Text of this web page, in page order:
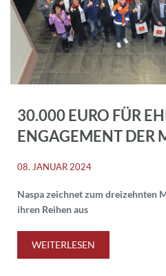
30.000 EURO FÜR
ENGAGEMENT DER
08. JANUAR 2024
Naspa zeichnet zum dreizehnten
ihren Reihen aus
WEITERLESEN